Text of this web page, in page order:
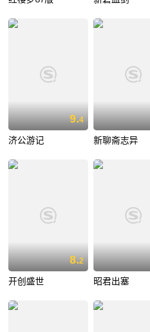
9.4
济公游记 新聊斋志异
8.2
开创盛世 昭君出塞